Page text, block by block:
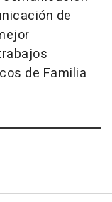
de
de Familia